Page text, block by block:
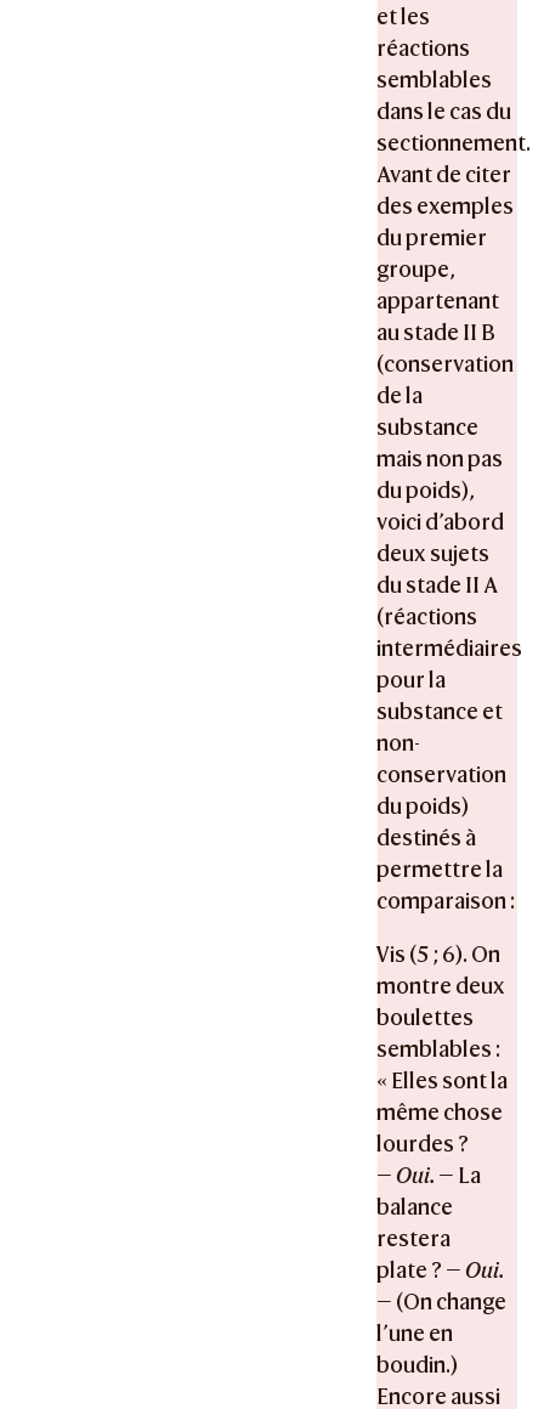
et les
réactions
semblables
dans le cas du
sectionnement.
Avant de citer
des exemples
du premier
groupe,
appartenant
au stade II B
(conservation
de la
substance
mais non pas
du poids),
voici d’abord
deux sujets
du stade II A
(réactions
intermédiaires
pour la
substance et
non-
conservation
du poids)
destinés à
permettre la
comparaison :
Vis (5 ; 6). On
montre deux
boulettes
semblables :
« Elles sont la
même chose
lourdes ?
— Oui. — La
balance
restera
plate ? — Oui.
— (On change
l’une en
boudin.)
Encore aussi